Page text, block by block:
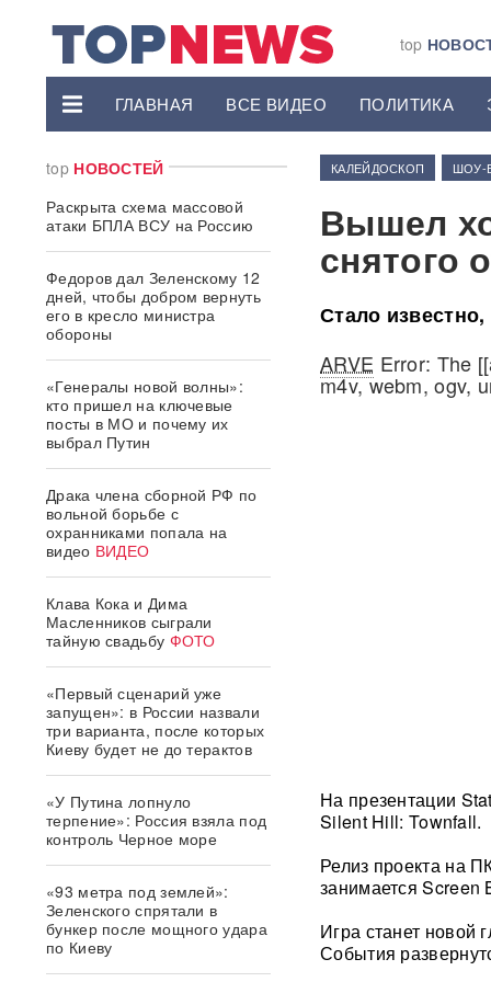
top
ГЛАВНАЯ ВСЕ ВИДЕО ПОЛИТИКА
top НОВОСТЕЙ
Раскрыта схема массовой
атаки БПЛА ВСУ на Россию
Федоров дал Зеленскому 12
дней, чтобы добром вернуть
его в кресло министра
обороны
«Генералы новой волны»:
кто пришел на ключевые
посты в МО и почему их
выбрал Путин
Драка члена сборной РФ по
вольной борьбе с
охранниками попала на
видео ВИДЕО
Клава Кока и Дима
Масленников сыграли
тайную свадьбу ФОТО
«Первый сценарий уже
запущен»: в России назвали
три варианта, после которых
Киеву будет не до терактов
«У Путина лопнуло
терпение»: Россия взяла под
контроль Черное море
«93 метра под землей»:
Зеленского спрятали в
бункер после мощного удара
по Киеву
КАЛЕЙДОСКОП ШОУ-
Вышел
снятого
Стало
ARVE Error: The
m4v, webm, ogv,
На презентации
Silent Hill: Townfall.
Релиз проекта на
занимается Screen
Игра станет новой
События